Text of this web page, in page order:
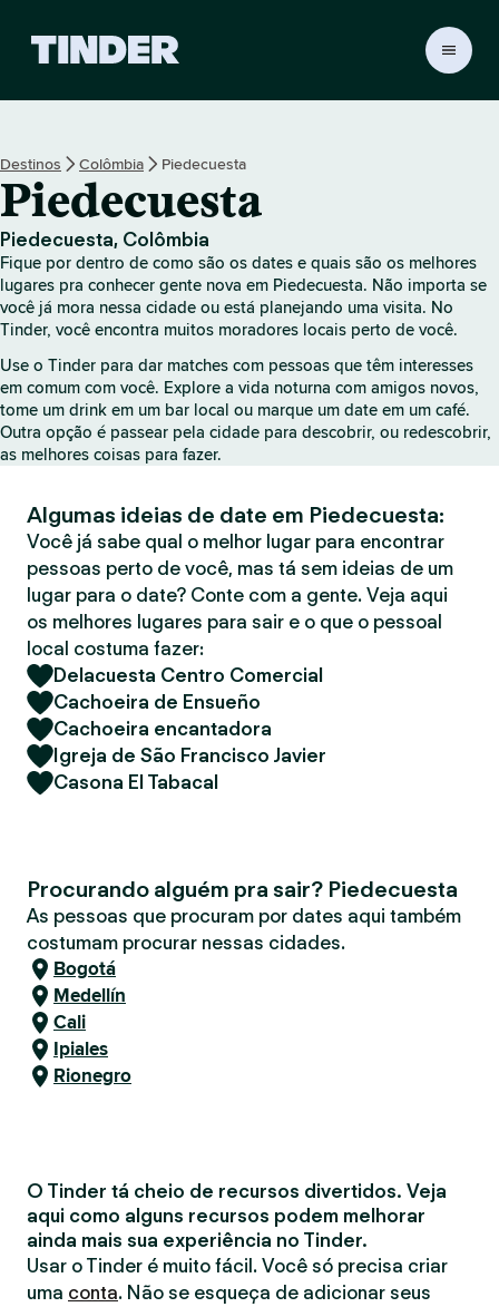
a
i
n
i
c
i
a
l
o
T
i
n
r
Destinos Colômbia Piedecuesta
Piedecuesta
Piedecuesta, Colômbia
Fique por dentro de como são os dates e quais são os melhores
lugares pra conhecer gente nova em Piedecuesta. Não importa se
você já mora nessa cidade ou está planejando uma visita. No
Tinder, você encontra muitos moradores locais perto de você.
Use o Tinder para dar matches com pessoas que têm interesses
em comum com você. Explore a vida noturna com amigos novos,
tome um drink em um bar local ou marque um date em um café.
Outra opção é passear pela cidade para descobrir, ou redescobrir,
as melhores coisas para fazer.
Algumas ideias de date em Piedecuesta:
Você já sabe qual o melhor lugar para encontrar
pessoas perto de você, mas tá sem ideias de um
lugar para o date? Conte com a gente. Veja aqui
os melhores lugares para sair e o que o pessoal
local costuma fazer:
Delacuesta Centro Comercial
Cachoeira de Ensueño
Cachoeira encantadora
Igreja de São Francisco Javier
Casona El Tabacal
Procurando alguém pra sair? Piedecuesta
As pessoas que procuram por dates aqui também
costumam procurar nessas cidades.
Bogotá
Medellín
Cali
Ipiales
Rionegro
O Tinder tá cheio de recursos divertidos. Veja
aqui como alguns recursos podem melhorar
ainda mais sua experiência no Tinder.
Usar o Tinder é muito fácil. Você só precisa criar
uma conta. Não se esqueça de adicionar seus